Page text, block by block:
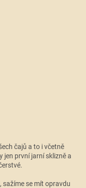
čajů a to i včetně
jen první jarní sklizně a
sažíme se mít opravdu